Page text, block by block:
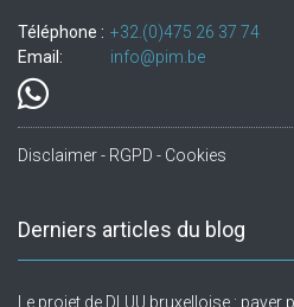
Téléphone : +32.(0)475 26 37 74
Email:
info@pim.be
Disclaimer - RGPD - Cookies
Derniers articles du blog
Le projet de DLUU bruxelloise : payer